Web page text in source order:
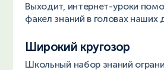
Выходит, интернет-уроки
факел знаний в головах наших
Широкий кругозор
Школьный набор знаний